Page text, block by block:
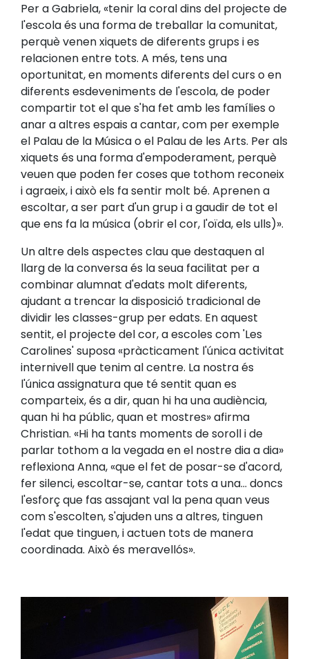
Per a Gabriela, «tenir la coral dins del projecte de
l'escola és una forma de treballar la comunitat,
perquè venen xiquets de diferents grups i es
relacionen entre tots. A més, tens una
oportunitat, en moments diferents del curs o en
diferents esdeveniments de l'escola, de poder
compartir tot el que s'ha fet amb les famílies o
anar a altres espais a cantar, com per exemple
el Palau de la Música o el Palau de les Arts. Per als
xiquets és una forma d'empoderament, perquè
veuen que poden fer coses que tothom reconeix
i agraeix, i això els fa sentir molt bé. Aprenen a
escoltar, a ser part d'un grup i a gaudir de tot el
que ens fa la música (obrir el cor, l'oïda, els ulls)».
Un altre dels aspectes clau que destaquen al
llarg de la conversa és la seua facilitat per a
combinar alumnat d'edats molt diferents,
ajudant a trencar la disposició tradicional de
dividir les classes-grup per edats. En aquest
sentit, el projecte del cor, a escoles com 'Les
Carolines' suposa «pràcticament l'única activitat
internivell que tenim al centre. La nostra és
l'única assignatura que té sentit quan es
comparteix, és a dir, quan hi ha una audiència,
quan hi ha públic, quan et mostres» afirma
Christian. «Hi ha tants moments de soroll i de
parlar tothom a la vegada en el nostre dia a dia»
reflexiona Anna, «que el fet de posar-se d'acord,
fer silenci, escoltar-se, cantar tots a una... doncs
l'esforç que fas assajant val la pena quan veus
com s'escolten, s'ajuden uns a altres, tinguen
l'edat que tinguen, i actuen tots de manera
coordinada. Això és meravellós».